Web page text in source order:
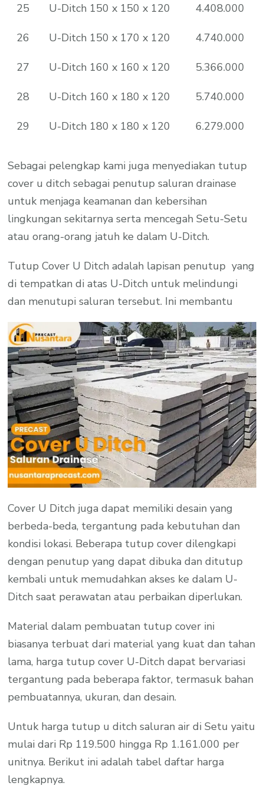
25 U-Ditch 150 x 150 x 120 4.408.000
26 U-Ditch 150 x 170 x 120 4.740.000
27 U-Ditch 160 x 160 x 120 5.366.000
28 U-Ditch 160 x 180 x 120 5.740.000
29 U-Ditch 180 x 180 x 120 6.279.000
Sebagai pelengkap kami juga menyediakan tutup
cover u ditch sebagai penutup saluran drainase
untuk menjaga keamanan dan kebersihan
lingkungan sekitarnya serta mencegah Setu-Setu
atau orang-orang jatuh ke dalam U-Ditch.
Tutup Cover U Ditch adalah lapisan penutup yang
di tempatkan di atas U-Ditch untuk melindungi
dan menutupi saluran tersebut. Ini membantu
Cover U Ditch juga dapat memiliki desain yang
berbeda-beda, tergantung pada kebutuhan dan
kondisi lokasi. Beberapa tutup cover dilengkapi
dengan penutup yang dapat dibuka dan ditutup
kembali untuk memudahkan akses ke dalam U-
Ditch saat perawatan atau perbaikan diperlukan.
Material dalam pembuatan tutup cover ini
biasanya terbuat dari material yang kuat dan tahan
lama, harga tutup cover U-Ditch dapat bervariasi
tergantung pada beberapa faktor, termasuk bahan
pembuatannya, ukuran, dan desain.
Untuk harga tutup u ditch saluran air di Setu yaitu
mulai dari Rp 119.500 hingga Rp 1.161.000 per
unitnya. Berikut ini adalah tabel daftar harga
lengkapnya.